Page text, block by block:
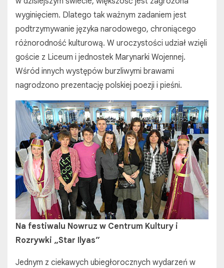
wyginięciem. Dlatego tak ważnym zadaniem jest
podtrzymywanie języka narodowego, chroniącego
różnorodność kulturową. W uroczystości udział wzięli
goście z Liceum i jednostek Marynarki Wojennej.
Wśród innych występów burzliwymi brawami
nagrodzono prezentację polskiej poezji i pieśni.
Na festiwalu Nowruz w Centrum Kultury i
Rozrywki „Star Ilyas”
Jednym z ciekawych ubiegłorocznych wydarzeń w